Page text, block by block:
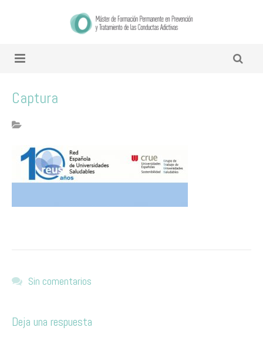
Captura
Sin comentarios
Deja una respuesta